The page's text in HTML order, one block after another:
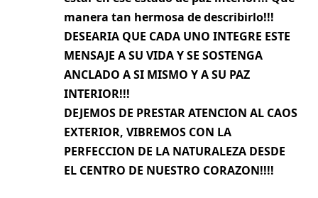
manera tan hermosa de describirlo!!!
DESEARIA QUE CADA UNO INTEGRE ESTE
MENSAJE A SU VIDA Y SE SOSTENGA
ANCLADO A SI MISMO Y A SU PAZ
INTERIOR!!!
DEJEMOS DE PRESTAR ATENCION AL CAOS
EXTERIOR, VIBREMOS CON LA
PERFECCION DE LA NATURALEZA DESDE
EL CENTRO DE NUESTRO CORAZON!!!!